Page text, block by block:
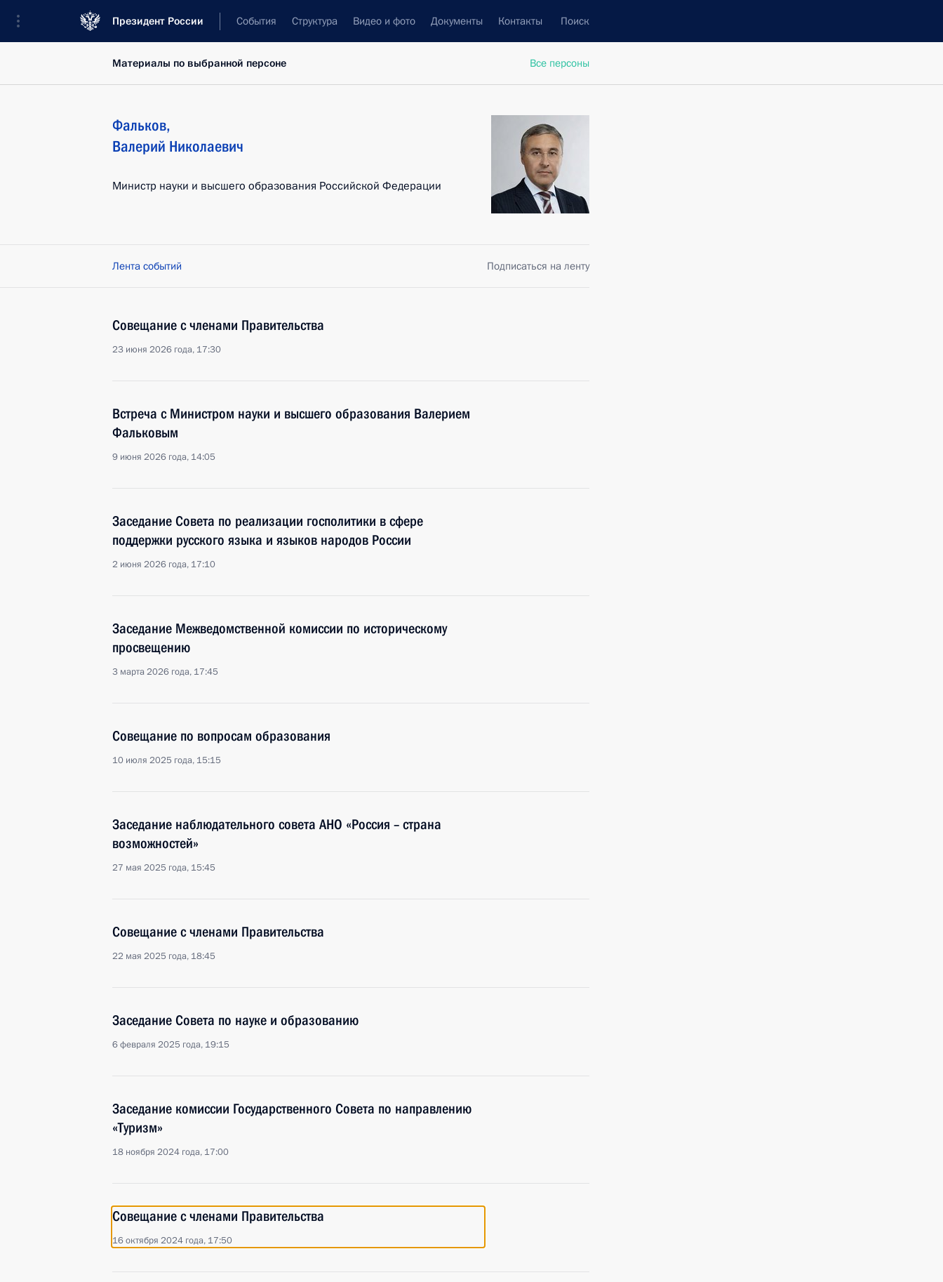
Президент России События Структура Видео и фото Документы Контакты Поиск
Все персоны
Материалы по выбранной персоне
Фальков,
Валерий Николаевич
Министр науки и высшего образования Российской Федерации
Лента событий Подписаться на ленту
Совещание с членами Правительства
23 июня 2026 года, 17:30
Встреча с Министром науки и высшего образования Валерием
Фальковым
9 июня 2026 года, 14:05
Заседание Совета по реализации госполитики в сфере
поддержки русского языка и языков народов России
2 июня 2026 года, 17:10
Заседание Межведомственной комиссии по историческому
просвещению
3 марта 2026 года, 17:45
Совещание по вопросам образования
10 июля 2025 года, 15:15
Заседание наблюдательного совета АНО «Россия – страна
возможностей»
27 мая 2025 года, 15:45
Совещание с членами Правительства
22 мая 2025 года, 18:45
Заседание Совета по науке и образованию
6 февраля 2025 года, 19:15
Заседание комиссии Государственного Совета по направлению
«Туризм»
18 ноября 2024 года, 17:00
Совещание с членами Правительства
16 октября 2024 года, 17:50